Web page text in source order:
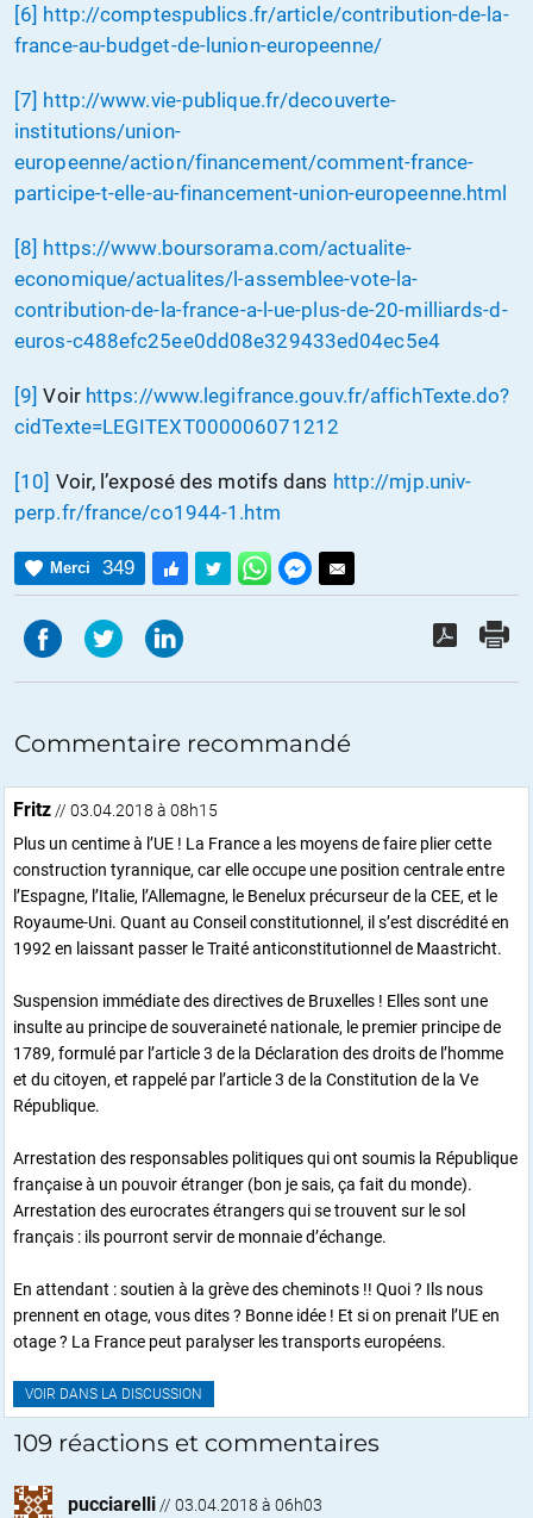
[6] http://comptespublics.fr/article/contribution-de-la-
france-au-budget-de-lunion-europeenne/
[7] http://www.vie-publique.fr/decouverte-
institutions/union-
europeenne/action/financement/comment-france-
participe-t-elle-au-financement-union-europeenne.html
[8] https://www.boursorama.com/actualite-
economique/actualites/l-assemblee-vote-la-
contribution-de-la-france-a-l-ue-plus-de-20-milliards-d-
euros-c488efc25ee0dd08e329433ed04ec5e4
[9] Voir https://www.legifrance.gouv.fr/affichTexte.do?
cidTexte=LEGITEXT000006071212
[10] Voir, l’exposé des motifs dans http://mjp.univ-
perp.fr/france/co1944-1.htm
Merci 349
Commentaire recommandé
Fritz// 03.04.2018 à 08h15
Plus un centime à l’UE ! La France a les moyens de faire plier cette
construction tyrannique, car elle occupe une position centrale entre
l’Espagne, l’Italie, l’Allemagne, le Benelux précurseur de la CEE, et le
Royaume-Uni. Quant au Conseil constitutionnel, il s’est discrédité en
1992 en laissant passer le Traité anticonstitutionnel de Maastricht.
Suspension immédiate des directives de Bruxelles ! Elles sont une
insulte au principe de souveraineté nationale, le premier principe de
1789, formulé par l’article 3 de la Déclaration des droits de l’homme
et du citoyen, et rappelé par l’article 3 de la Constitution de la Ve
République.
Arrestation des responsables politiques qui ont soumis la République
française à un pouvoir étranger (bon je sais, ça fait du monde).
Arrestation des eurocrates étrangers qui se trouvent sur le sol
français : ils pourront servir de monnaie d’échange.
En attendant : soutien à la grève des cheminots !! Quoi ? Ils nous
prennent en otage, vous dites ? Bonne idée ! Et si on prenait l’UE en
otage ? La France peut paralyser les transports européens.
VOIR DANS LA DISCUSSION
109 réactions et commentaires
pucciarelli// 03.04.2018 à 06h03